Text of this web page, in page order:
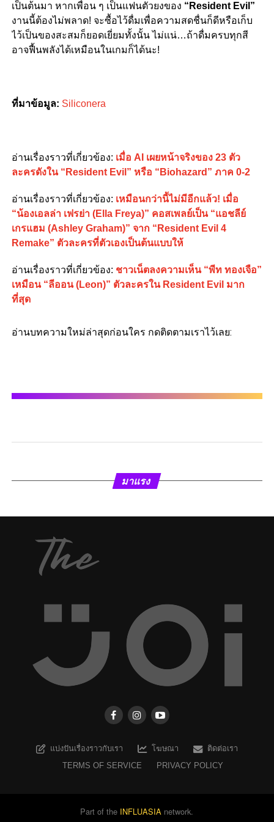
เป็นต้นมา หากเพื่อน ๆ เป็นแฟนตัวยงของ “Resident Evil”
งานนี้ต้องไม่พลาด! จะซื้อไว้ดื่มเพื่อความสดชื่นก็ดีหรือเก็บ
ไว้เป็นของสะสมก็ยอดเยี่ยมทั้งนั้น ไม่แน่…ถ้าดื่มครบทุกสี
อาจฟื้นพลังได้เหมือนในเกมก็ได้นะ!
ที่มาข้อมูล: Siliconera
อ่านเรื่องราวที่เกี่ยวข้อง: เมื่อ AI เผยหน้าจริงของ 23 ตัว
ละครดังใน “Resident Evil” หรือ “Biohazard” ภาค 0-2
อ่านเรื่องราวที่เกี่ยวข้อง: เหมือนกว่านี้ไม่มีอีกแล้ว! เมื่อ
“น้องเอลล่า เฟรย่า (Ella Freya)” คอสเพลย์เป็น “แอชลีย์
เกรแฮม (Ashley Graham)” จาก “Resident Evil 4
Remake” ตัวละครที่ตัวเองเป็นต้นแบบให้
อ่านเรื่องราวที่เกี่ยวข้อง: ชาวเน็ตลงความเห็น “พีท ทองเจือ”
เหมือน “ลีออน (Leon)” ตัวละครใน Resident Evil มาก
ที่สุด
อ่านบทความใหม่ล่าสุดก่อนใคร กดติดตามเราไว้เลย:
มาแรง
แบ่งปันเรื่องราวกับเรา โฆษณา
ติดต่อเรา
TERMS OF SERVICE
PRIVACY POLICY
Part of the INFLUASIA network.